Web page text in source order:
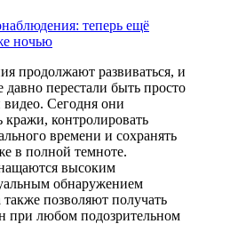
теперь ещё
ночью
продолжают развиваться, и
перестали быть просто
видео. Сегодня они
контролировать
времени и сохранять
в полной темноте.
высоким
обнаружением
позволяют получать
при любом подозрительном